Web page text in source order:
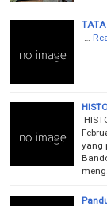
yang
meng…